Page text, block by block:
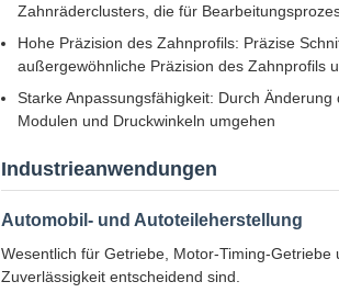
Zahnräderclusters, die für
Hohe Präzision des Zahnprofils: Präzise
außergewöhnliche Präzision des Zahnprofils
Starke Anpassungsfähigkeit: Durch
Modulen und Druckwinkeln umgehen
Industrieanwendungen
Automobil- und Autoteileherstellung
Wesentlich für Getriebe, Motor-Timing-
Zuverlässigkeit entscheidend sind.